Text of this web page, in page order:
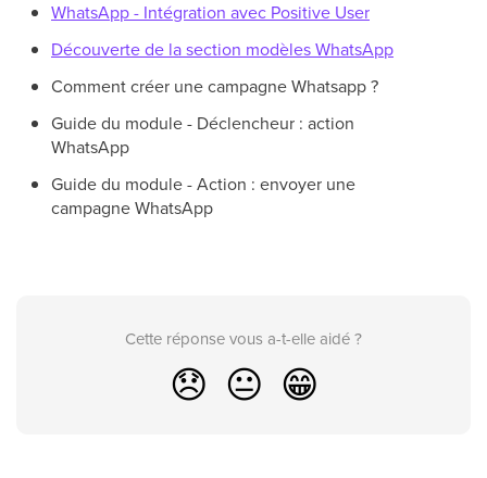
WhatsApp - Intégration avec Positive User
Découverte de la section modèles WhatsApp
Comment créer une campagne Whatsapp ?
Guide du module - Déclencheur : action
WhatsApp
Guide du module - Action : envoyer une
campagne WhatsApp
Cette réponse vous a-t-elle aidé ?
😞 😐 😁